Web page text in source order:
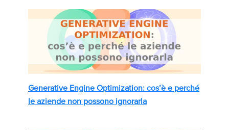
Generative Engine Optimization: cos’è e perché
le aziende non possono ignorarla